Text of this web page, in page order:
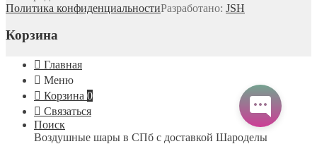
Политика конфиденциальностиРазработано: JSH
Корзина
Главная
Меню
Корзина 0
Связаться
Поиск
Воздушные шары в СПб с доставкой Шароделы